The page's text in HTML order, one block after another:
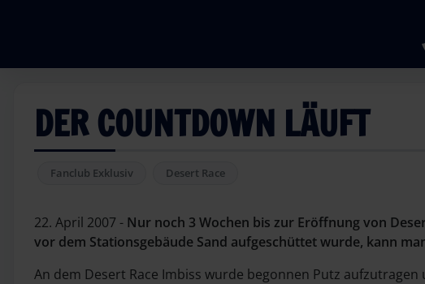
DER COUNTDOWN LÄUFT
Fanclub Exklusiv Desert Race
22. April 2007 - Nur noch 3 Wochen bis zur Eröffnung von
vor dem Stationsgebäude Sand aufgeschüttet wurde, kann
An dem Desert Race Imbiss wurde begonnen Putz